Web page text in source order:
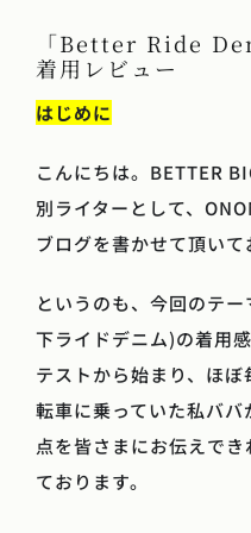
「Better Ride
着用レビュー
はじめに
こんにちは。BETTER
別ライターとして、
ブログを書かせて頂いて
というのも、今回のテ
下ライドデニム)の着用
テストから始まり、ほ
転車に乗っていた私バ
点を皆さまにお伝えで
ております。